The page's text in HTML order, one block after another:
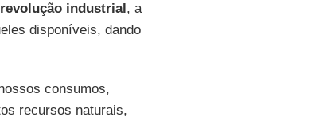
revolução industrial, a
disponíveis, dando
consumos,
recursos naturais,